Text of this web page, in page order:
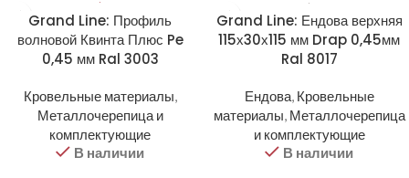
Grand Line: Профиль
волновой Квинта Плюс Pe
0,45 мм Ral 3003
Кровельные материалы
Металлочерепица и
комплектующие
В наличии
Grand Line: Ендова верхняя
115х30х115 мм Drap 0,45мм
Ral 8017
Ендова, Кровельные
материалы Металлочерепица
и комплектующие
В наличии